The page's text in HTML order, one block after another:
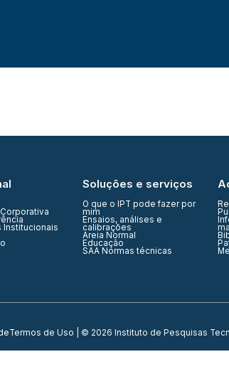
Institucionais
Soluções e serviços
O que o IPT pode fazer por
mim
Ensaios, análises e
calibrações
Areia Normal
Educação
SAA Normas técnicas
Termos de Uso | © 2026 Instituto de Pesquisas